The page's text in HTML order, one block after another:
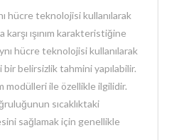
hücre teknolojisi kullanılarak
ışınım karakteristiğine
hücre teknolojisi kullanılarak
belirsizlik tahmini yapılabilir.
modülleri ile özellikle ilgilidir.
sıcaklıktaki
sağlamak için genellikle